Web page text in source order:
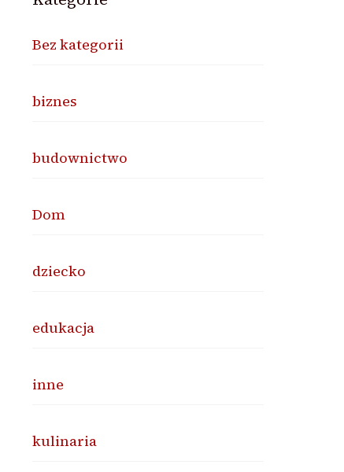
Bez kategorii
biznes
budownictwo
Dom
dziecko
edukacja
inne
kulinaria